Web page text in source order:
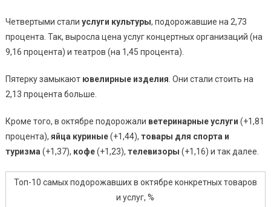
Четвертыми стали услуги культуры, подорожавшие на 2,73
процента. Так, выросла цена услуг концертных организаций (на
9,16 процента) и театров (на 1,45 процента).
Пятерку замыкают ювелирные изделия . Они стали стоить на
2,13 процента больше.
Кроме того, в октябре подорожали ветеринарные услуги (+1,81
процента), яйца куриные(+1,44), товары для спорта и
туризма (+1,37), кофе(+1,23), телевизоры (+1,16) и так далее.
Топ-10 самых подорожавших в октябре конкретных товаров
и услуг, %